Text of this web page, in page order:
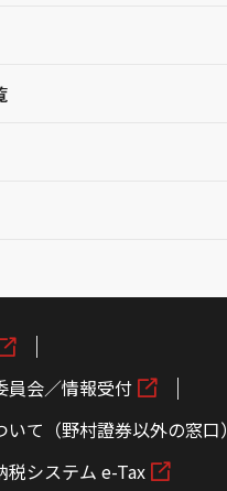
員会／情報受付
て（野村證券以外の窓口）
税システム e-Tax